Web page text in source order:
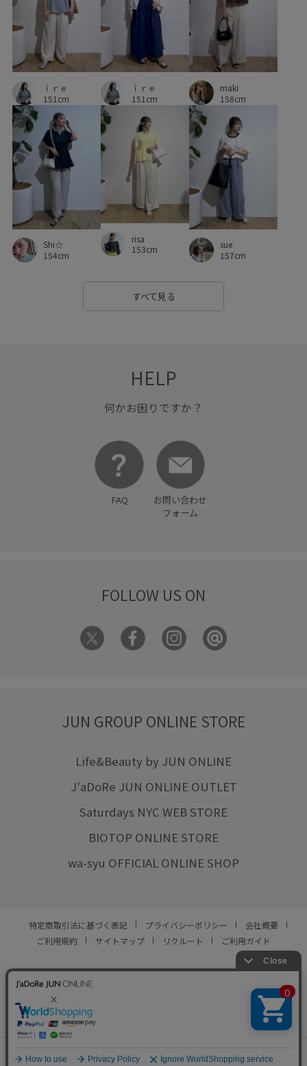
0
シンプルコーデ ジャケット スカート
スタイルアップ ストレスフリー ストレッチ性
スーツ セットアップ セットアップ対象商品
タンクトップ ダウン テーラードジャケット
デイリー使い デニムに合わせる ニット
ハイウエスト パンプス ビジネスシーン
フラットシューズ フリーサイズ ブラウス
プリーツスカート プレーティング ベルト
ベーシック ポリエステル マニッシュ
マーメイドスカート リサイクル
ロゴプリント ワイドパンツ
抜け感
普段使いも出来る 柔らかな雰囲気
薄手 透け感 重ね着に重宝
防臭効果 限定カラー
ｉｒｅ
151cm
ｉｒｅ
151cm
maki
158cm
Shi☆
154cm
risa
153cm
sue
157cm
すべて見る
HELP
何かお困りですか？
FAQ
お問い合わせ
フォーム
FOLLOW US ON
JUN GROUP ONLINE STORE
Life&Beauty by JUN ONLINE
J'aDoRe JUN ONLINE OUTLET
Saturdays NYC WEB STORE
BIOTOP ONLINE STORE
wa-syu OFFICIAL ONLINE SHOP
特定商取引法に基づく表記 プライバシーポリシー
会社概要
ご利用規約
サイトマップ リクルート ご利用ガイド
© JUN CO.,LTD. ALL RIGHTS RESERVED.